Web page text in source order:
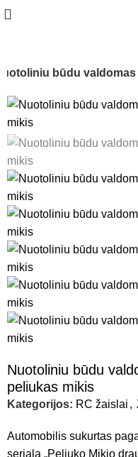
būdu
Nuotoliniu būdu
peliukas mikis
Kategorijos: RC žaislai ,
Automobilis sukurtas
serialą „Peliuko Mikio